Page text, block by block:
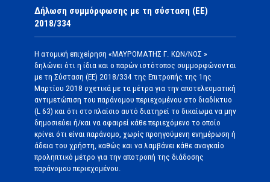
Δήλωση συμμόρφωσης με τη σύσταση (ΕΕ)
2018/334
Η ατομική επιχείρηση «ΜΑΥΡΟΜΑΤΗΣ Γ. ΚΩΝ/ΝΟΣ »
δηλώνει ότι η ίδια και ο παρών ιστότοπος συμμορφώνονται
με τη Σύσταση (ΕΕ) 2018/334 της Επιτροπής της 1ης
Μαρτίου 2018 σχετικά με τα μέτρα για την αποτελεσματική
αντιμετώπιση του παράνομου περιεχομένου στο διαδίκτυο
(L 63) και ότι στο πλαίσιο αυτό διατηρεί το δικαίωμα να μην
δημοσιεύει ή/και να αφαιρεί κάθε περιεχόμενο το οποίο
κρίνει ότι είναι παράνομο, χωρίς προηγούμενη ενημέρωση ή
άδεια του χρήστη, καθώς και να λαμβάνει κάθε αναγκαίο
προληπτικό μέτρο για την αποτροπή της διάδοσης
παράνομου περιεχομένου.